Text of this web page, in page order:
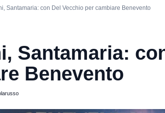
Santamaria: con Del Vecchio per cambiare Benevento
Santamaria:
Benevento